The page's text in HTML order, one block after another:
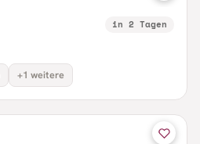
in 2 Tagen
+1 weitere